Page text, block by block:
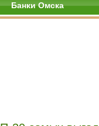
Банки Омска